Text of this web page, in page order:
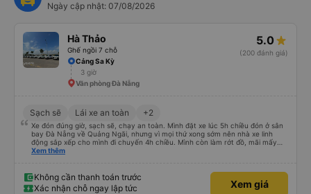
Ngày cập nhật: 07/08/2026
Hà Thảo
Ghế ngồi 7 chỗ
5.0
(200 đánh giá)
Cảng Sa Kỳ
3 giờ
Văn phòng Đà Nẵng
Sạch sẽ Lái xe an toàn +2
Xe đón đúng giờ, sạch sẽ, chạy an toàn. Mình đặt xe lúc 5h chiều đón ở sân
bay Đà Nẵng về Quảng Ngãi, nhưng vì mọi thứ xong sớm nên nhà xe linh
động sắp xếp cho mình đi chuyến 4h chiều. Mình còn làm rớt đồ, mãi mấy
ngày sau mới phát hiện ra, và phía nhà xe cũng giúp mình tìm lại. Lần sau
Xem thêm
Không cần thanh toán trước
Xác nhận chỗ ngay lập tức
Xem giá